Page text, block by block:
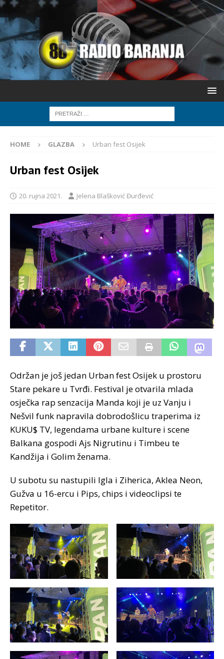
HOME GLAZBA Urban fest Osijek
Urban fest Osijek
20. rujna 2021. Jelena Blašković Đurđević
Održan je još jedan Urban fest Osijek u prostoru
Stare pekare u Tvrđi. Festival je otvarila mlada
osječka rap senzacija Manda koji je uz Vanju i
Nešvil funk napravila dobrodošlicu traperima iz
KUKU$ TV, legendama urbane kulture i scene
Balkana gospodi Ajs Nigrutinu i Timbeu te
Kandžija i Golim ženama.
U subotu su nastupili Igla i Ziherica, Aklea Neon,
Gužva u 16-ercu i Pips, chips i videoclipsi te
Repetitor.